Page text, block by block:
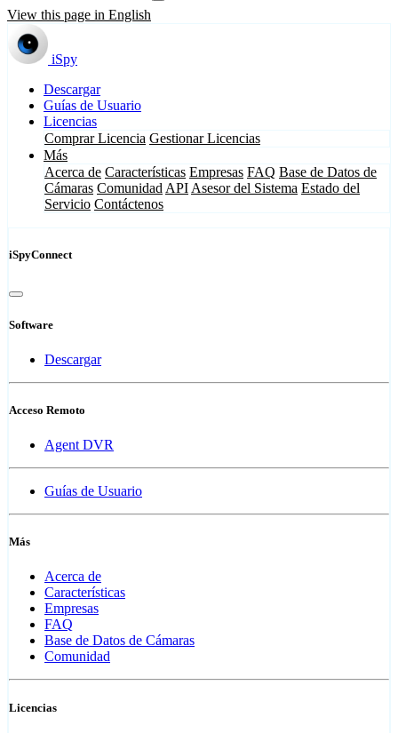
View this page in English
iSpy
Descargar
Guías de Usuario
Licencias
Comprar Licencia Gestionar Licencias
Más
Acerca de Características Empresas FAQ Base de Datos de
Cámaras Comunidad API Asesor del Sistema Estado del
Servicio Contáctenos
iSpyConnect
Software
Descargar
Acceso Remoto
Agent DVR
Guías de Usuario
Más
Acerca de
Características
Empresas
FAQ
Base de Datos de Cámaras
Comunidad
Licencias